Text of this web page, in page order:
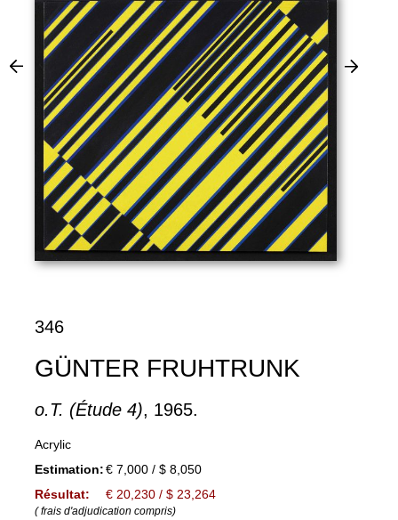
346
GÜNTER FRUHTRUNK
o.T. (Étude 4), 1965.
Acrylic
Estimation:€ 7,000 / $ 8,050
Résultat:
€ 20,230 / $ 23,264
( frais d'adjudication compris)